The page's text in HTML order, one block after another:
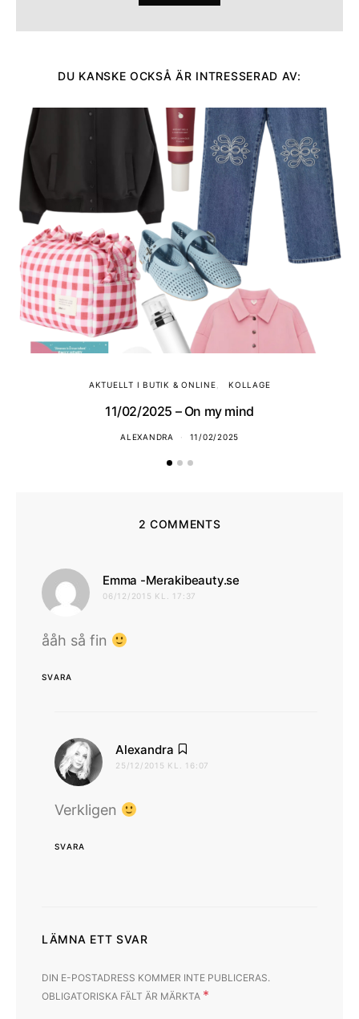
DU KANSKE OCKSÅ ÄR INTRESSERAD AV:
AKTUELLT I BUTIK & ONLINE KOLLAGE
11/02/2025 – On my mind
ALEXANDRA 11/02/2025
2 COMMENTS
Emma -Merakibeauty.se
06/12/2015 KL. 17:37
ååh så fin
SVARA
Alexandra
25/12/2015 KL. 16:07
Verkligen
SVARA
LÄMNA ETT SVAR
DIN E-POSTADRESS KOMMER INTE PUBLICERAS.
OBLIGATORISKA FÄLT ÄR MÄRKTA *